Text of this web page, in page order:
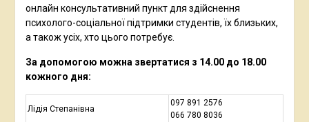
онлайн консультативний пункт для здійснення
психолого-соціальної підтримки студентів, їх близьких,
а також усіх, хто цього потребує.
За допомогою можна звертатися з 14.00 до 18.00
кожного дня:
Лідія Степанівна
097 891 2576
066 780 8036